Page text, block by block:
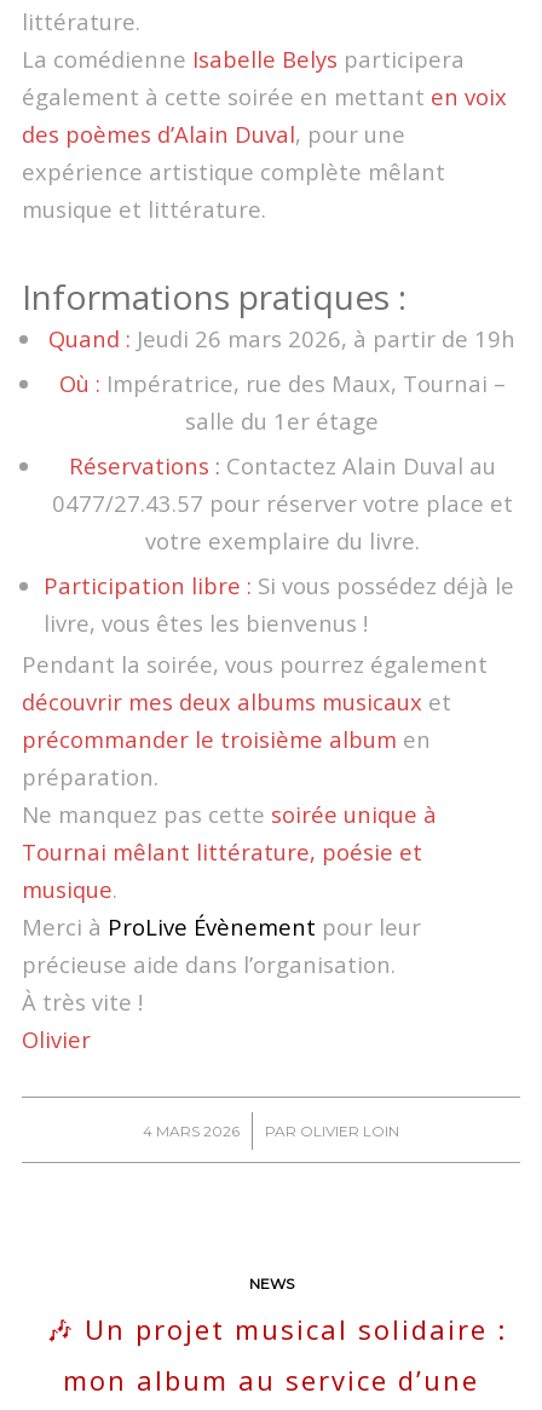
littérature.
La comédienne Isabelle Belys participera
également à cette soirée en mettant en voix
des poèmes d’Alain Duval, pour une
expérience artistique complète mêlant
musique et littérature.
Informations pratiques :
Quand : Jeudi 26 mars 2026, à partir de 19h
Où : Impératrice, rue des Maux, Tournai –
salle du 1er étage
Réservations : Contactez Alain Duval au
0477/27.43.57 pour réserver votre place et
votre exemplaire du livre.
Participation libre : Si vous possédez déjà le
livre, vous êtes les bienvenus !
Pendant la soirée, vous pourrez également
découvrir mes deux albums musicaux et
précommander le troisième album en
préparation.
Ne manquez pas cette soirée unique à
Tournai mêlant littérature, poésie et
musique.
Merci à ProLive Évènement pour leur
précieuse aide dans l’organisation.
À très vite !
Olivier
4 MARS 2026
/ PAR OLIVIER LOIN
NEWS
🎶 Un projet musical solidaire :
mon album au service d’une